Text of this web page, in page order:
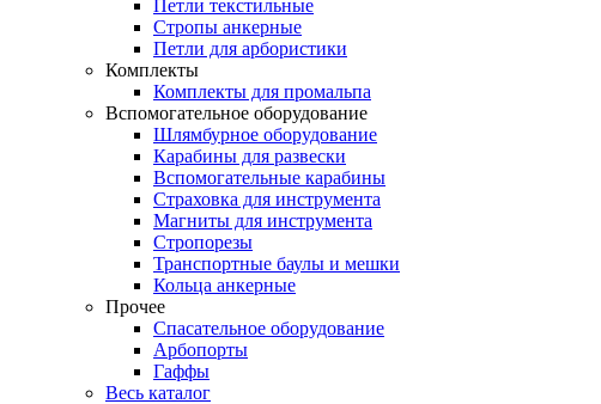
Петли текстильные
Стропы анкерные
Петли для арбористики
Комплекты
Комплекты для промальпа
Вспомогательное оборудование
Шлямбурное оборудование
Карабины для развески
Вспомогательные карабины
Страховка для инструмента
Магниты для инструмента
Стропорезы
Транспортные баулы и мешки
Кольца анкерные
Прочее
Спасательное оборудование
Арбопорты
Гаффы
Весь каталог